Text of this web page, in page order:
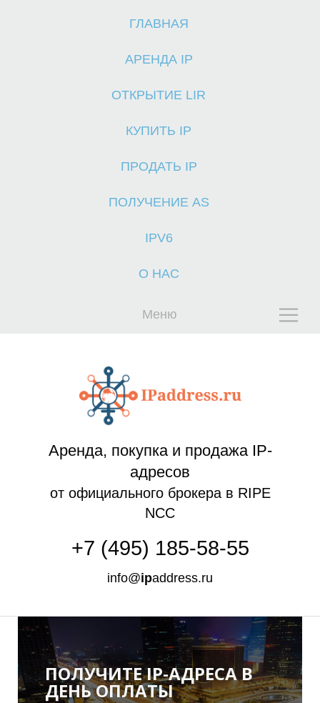
ГЛАВНАЯ
АРЕНДА IP
ОТКРЫТИЕ LIR
КУПИТЬ IP
ПРОДАТЬ IP
ПОЛУЧЕНИЕ AS
IPV6
О НАС
Меню
Г
Л
Аренда, покупка и продажа IP-
адресов
от официального брокера в RIPE
NCC
+7 (495) 185-58-55
info@ipaddress.ru
ПОЛУЧИТЕ IP-АДРЕСА В
ДЕНЬ ОПЛАТЫ